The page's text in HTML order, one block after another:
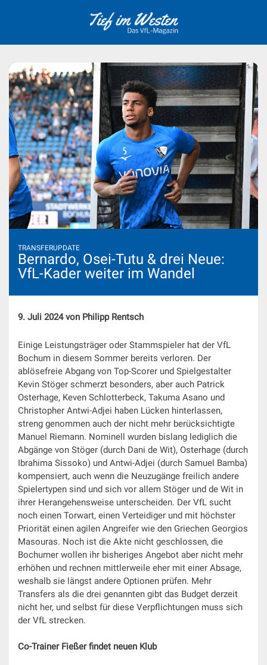
TRANSFERUPDATE
Bernardo, Osei-Tutu & drei Neue:
VfL-Kader weiter im Wandel
9. Juli 2024 von Philipp Rentsch
Einige Leistungsträger oder Stammspieler hat der VfL
Bochum in diesem Sommer bereits verloren. Der
ablösefreie Abgang von Top-Scorer und Spielgestalter
Kevin Stöger schmerzt besonders, aber auch Patrick
Osterhage, Keven Schlotterbeck, Takuma Asano und
Christopher Antwi-Adjei haben Lücken hinterlassen,
streng genommen auch der nicht mehr berücksichtigte
Manuel Riemann. Nominell wurden bislang lediglich die
Abgänge von Stöger (durch Dani de Wit), Osterhage (durch
Ibrahima Sissoko) und Antwi-Adjei (durch Samuel Bamba)
kompensiert, auch wenn die Neuzugänge freilich andere
Spielertypen sind und sich vor allem Stöger und de Wit in
ihrer Herangehensweise unterscheiden. Der VfL sucht
noch einen Torwart, einen Verteidiger und mit höchster
Priorität einen agilen Angreifer wie den Griechen Georgios
Masouras. Noch ist die Akte nicht geschlossen, die
Bochumer wollen ihr bisheriges Angebot aber nicht mehr
erhöhen und rechnen mittlerweile eher mit einer Absage,
weshalb sie längst andere Optionen prüfen. Mehr
Transfers als die drei genannten gibt das Budget derzeit
nicht her, und selbst für diese Verpflichtungen muss sich
der VfL strecken.
Co-Trainer Fießer findet neuen Klub